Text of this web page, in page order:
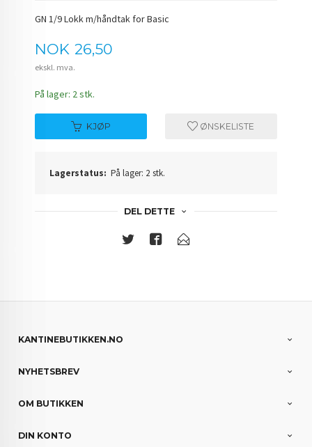
GN 1/9 Lokk m/håndtak for Basic
Pris
NOK 26,50
ekskl. mva.
På lager: 2 stk.
KJØP ØNSKELISTE
Lagerstatus: På lager: 2 stk.
DEL DETTE
KANTINEBUTIKKEN.NO
NYHETSBREV
OM BUTIKKEN
DIN KONTO